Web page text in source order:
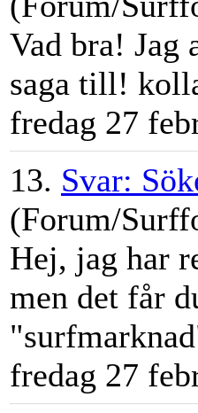
Vad bra! Jag
saga till!
fredag 27
13. Svar:
(Forum/
Hej, jag har
men det får
"surfmarknad
fredag 27